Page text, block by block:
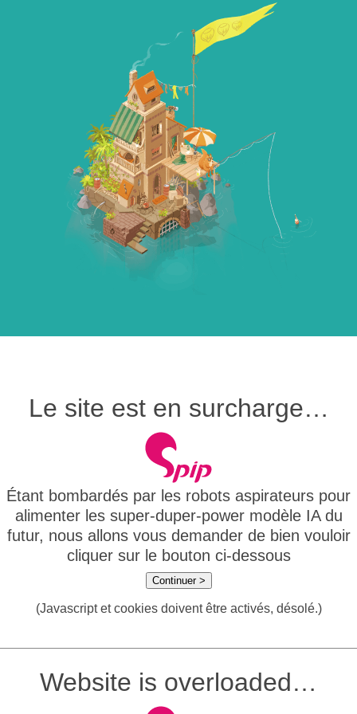
Le site est en surcharge…
Étant bombardés par les robots aspirateurs pour
alimenter les super-duper-power modèle IA du
futur, nous allons vous demander de bien vouloir
cliquer sur le bouton ci-dessous
Continuer >
(Javascript et cookies doivent être activés, désolé.)
Website is overloaded…